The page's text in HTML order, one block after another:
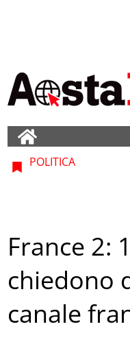
POLITICA
France 2:
chiedono
canale